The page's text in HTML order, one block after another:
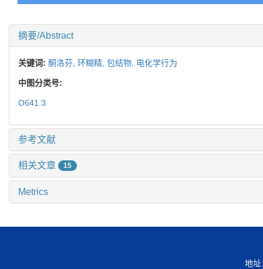
摘要/Abstract
关键词: 酮洛芬, 环糊精, 包结物, 电化学行为
中图分类号:
O641.3
参考文献
相关文章 15
Metrics
地